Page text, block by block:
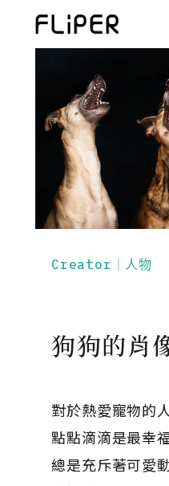
Creator｜人物
狗狗的肖
對於熱愛寵物的
點點滴滴是最幸
總是充斥著可愛